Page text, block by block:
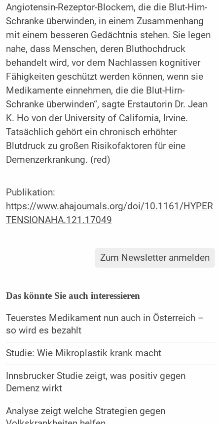
Angiotensin-Rezeptor-Blockern, die die Blut-Hirn-
Schranke überwinden, in einem Zusammenhang
mit einem besseren Gedächtnis stehen. Sie legen
nahe, dass Menschen, deren Bluthochdruck
behandelt wird, vor dem Nachlassen kognitiver
Fähigkeiten geschützt werden können, wenn sie
Medikamente einnehmen, die die Blut-Hirn-
Schranke überwinden“, sagte Erstautorin Dr. Jean
K. Ho von der University of California, Irvine.
Tatsächlich gehört ein chronisch erhöhter
Blutdruck zu großen Risikofaktoren für eine
Demenzerkrankung. (red)
Publikation:
https://www.ahajournals.org/doi/10.1161/HYPER
TENSIONAHA.121.17049
Zum Newsletter anmelden
Das könnte Sie auch interessieren
Teuerstes Medikament nun auch in Österreich –
so wird es bezahlt
Studie: Wie Mikroplastik krank macht
Innsbrucker Studie zeigt, was positiv gegen
Demenz wirkt
Analyse zeigt welche Strategien gegen